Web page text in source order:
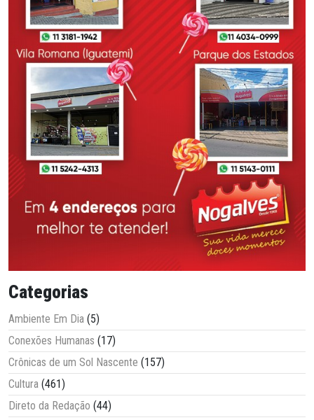
Categorias
Ambiente Em Dia (5)
Conexões Humanas (17)
Crônicas de um Sol Nascente (157)
Cultura (461)
Direto da Redação (44)